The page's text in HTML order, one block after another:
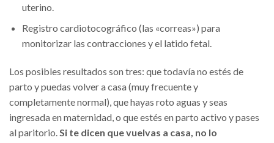
uterino.
Registro cardiotocográfico (las «correas») para
monitorizar las contracciones y el latido fetal.
Los posibles resultados son tres: que todavía no estés de
parto y puedas volver a casa (muy frecuente y
completamente normal), que hayas roto aguas y seas
ingresada en maternidad, o que estés en parto activo y pases
al paritorio.Si te dicen que vuelvas a casa, no lo